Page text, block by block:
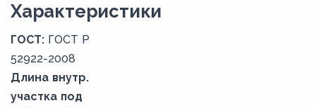
Xарактеристики
ГОСТ: ГОСТ Р
52922-2008
Длина внутр.
участка под